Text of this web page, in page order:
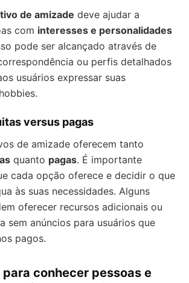
de amizade deve ajudar a
com interesses e personalidades
pode ser alcançado através de
ou perfis detalhados
usuários expressar suas
versus pagas
de amizade oferecem tanto
quanto pagas. É importante
cada opção oferece e decidir o que
às suas necessidades. Alguns
oferecer recursos adicionais ou
sem anúncios para usuários que
pagos.
conhecer pessoas e